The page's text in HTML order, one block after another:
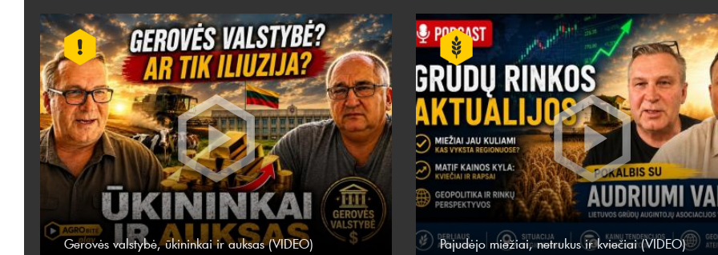
Gerovės valstybė, ūkininkai ir auksas (VIDEO) Pajudėjo miežiai, netrukus ir kviečiai (VIDEO)